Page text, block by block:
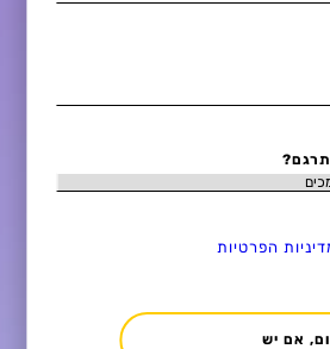
הפרטיות
אם יש